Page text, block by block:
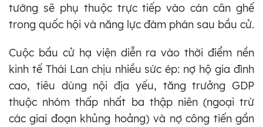
tướng sẽ phụ thuộc trực tiếp vào cán cân ghế
trong quốc hội và năng lực đàm phán sau bầu cử.
Cuộc bầu cử hạ viện diễn ra vào thời điểm nền
kinh tế Thái Lan chịu nhiều sức ép: nợ hộ gia đình
cao, tiêu dùng nội địa yếu, tăng trưởng GDP
thuộc nhóm thấp nhất ba thập niên (ngoại trừ
các giai đoạn khủng hoảng) và nợ công tiến gần